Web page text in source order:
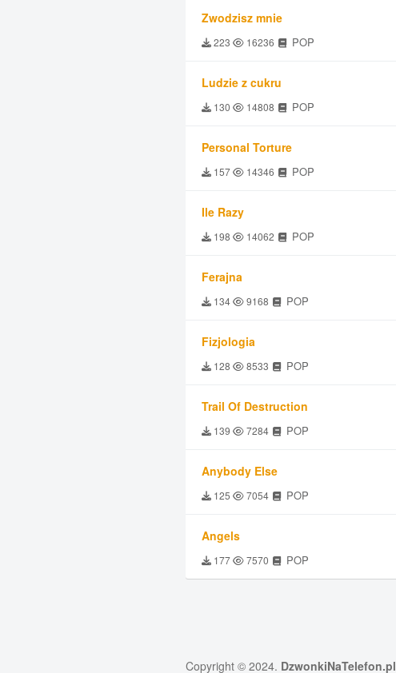
Zwodzisz mnie
223 16236 POP
Ludzie z cukru
130 14808 POP
Personal Torture
157 14346 POP
Ile Razy
198 14062 POP
Ferajna
134 9168 POP
Fizjologia
128 8533 POP
Trail Of Destruction
139 7284 POP
Anybody Else
125 7054 POP
Angels
177 7570 POP
Copyright © 2024. DzwonkiNaTelefon.pl